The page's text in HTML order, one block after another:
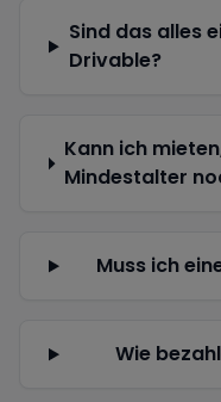
Sind das alles
Drivable?
Kann ich
Mindestalter
Muss ich
Wie